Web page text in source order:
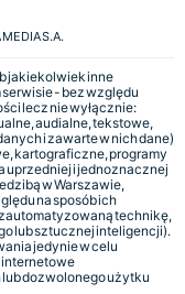
S.A.
jakiekolwiek inne
- bez względu
lecz nie wyłącznie:
audialne, tekstowe,
i zawarte w nich dane)
kartograficzne, programy
uprzedniej i jednoznacznej
w Warszawie,
na sposób ich
technikę,
lub sztucznej inteligencji).
jedynie w celu
dozwolonego użytku